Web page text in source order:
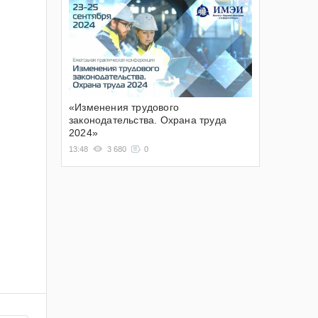
«Изменения трудового
законодательства. Охрана труда
2024»
13:48 3 680 0